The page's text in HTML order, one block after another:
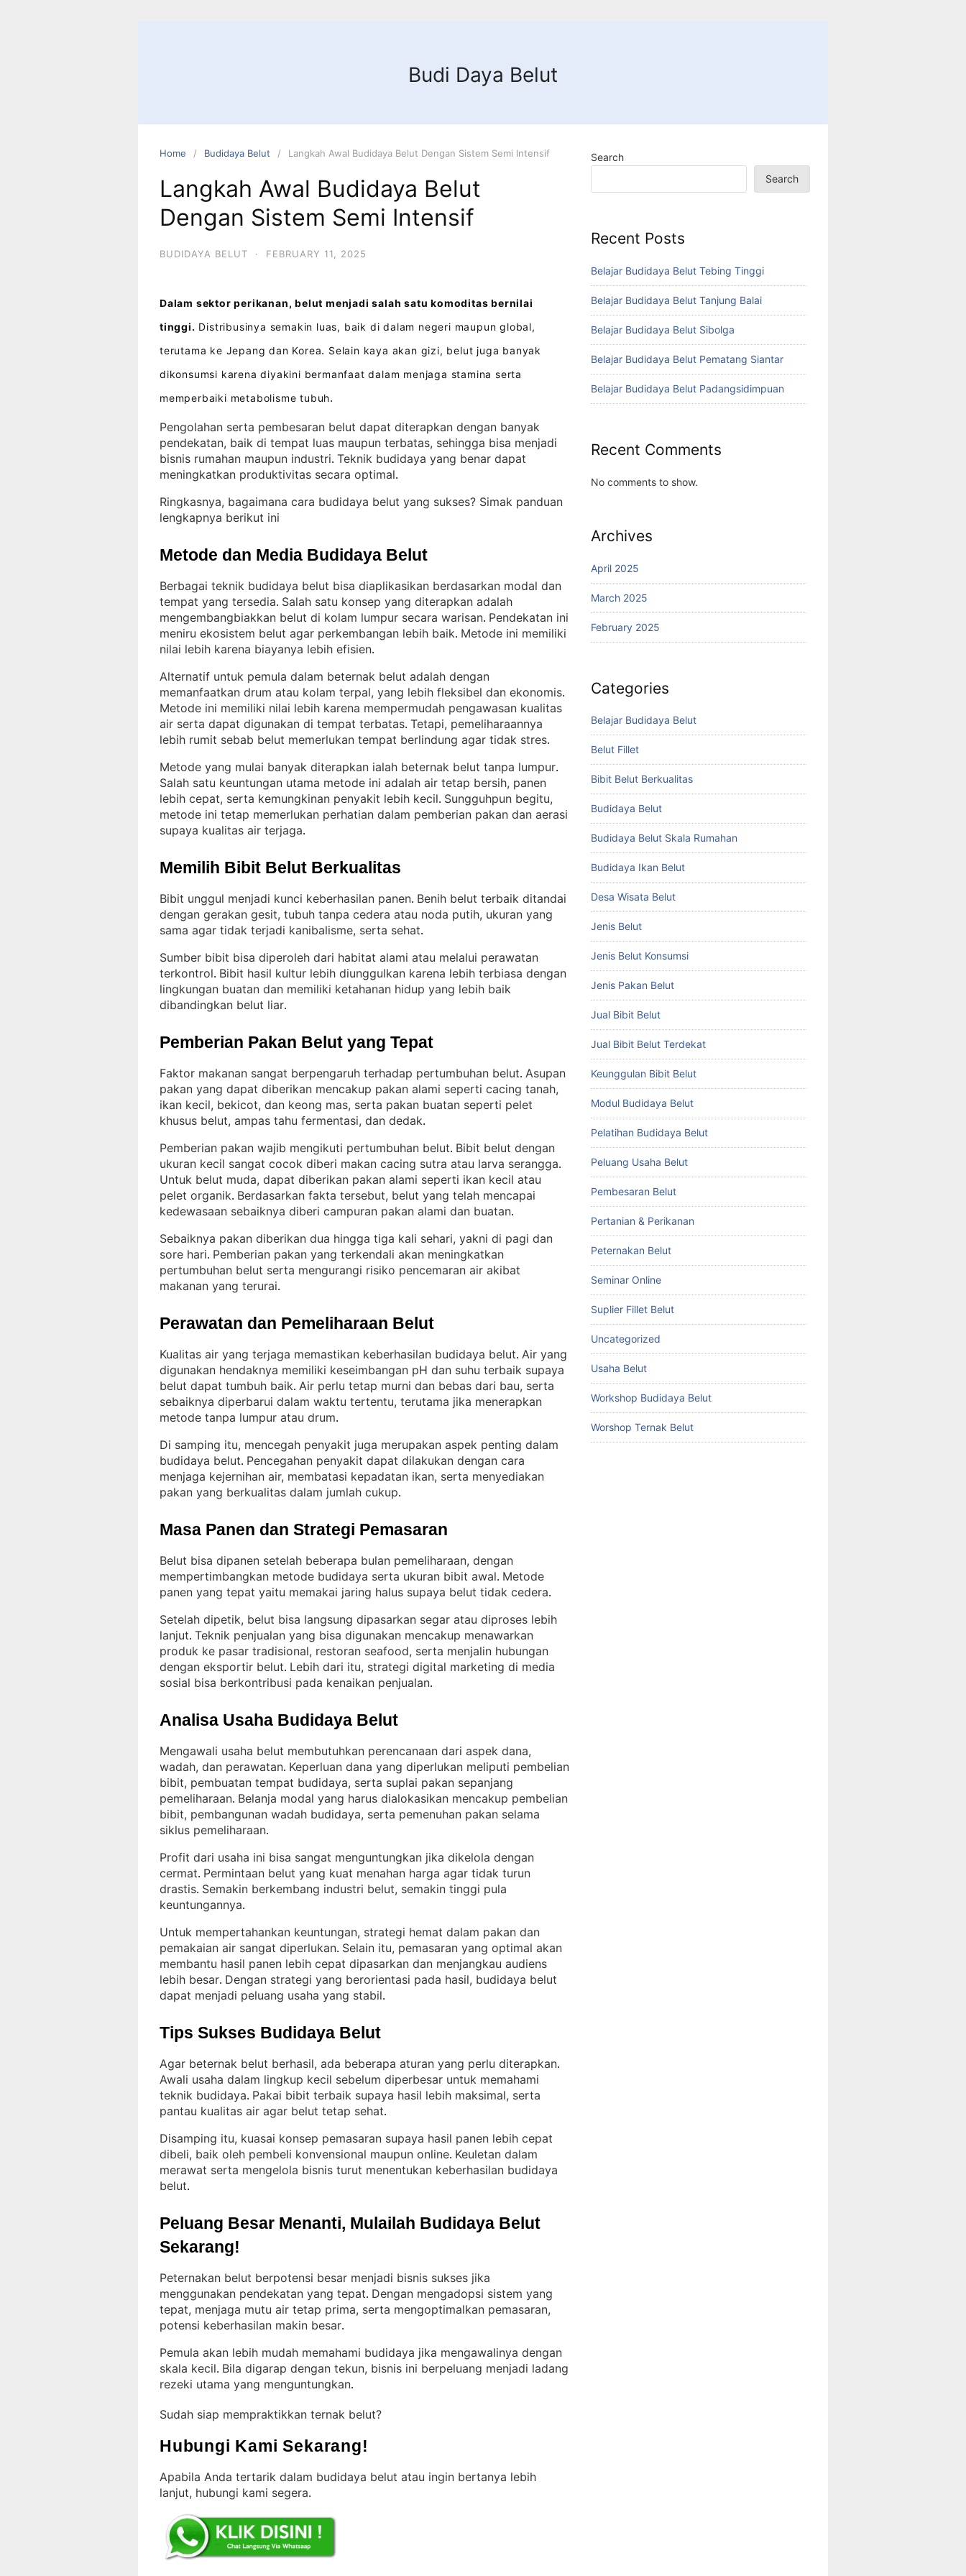
Budi Daya Belut
Home Budidaya Belut Langkah Awal Budidaya Belut Dengan Sistem Semi Intensif
Langkah Awal Budidaya Belut
Dengan Sistem Semi Intensif
BUDIDAYA BELUT · FEBRUARY 11, 2025
Dalam sektor perikanan, belut menjadi salah satu komoditas bernilai
tinggi. Distribusinya semakin luas, baik di dalam negeri maupun global,
terutama ke Jepang dan Korea. Selain kaya akan gizi, belut juga banyak
dikonsumsi karena diyakini bermanfaat dalam menjaga stamina serta
memperbaiki metabolisme tubuh.
Pengolahan serta pembesaran belut dapat diterapkan dengan banyak
pendekatan, baik di tempat luas maupun terbatas, sehingga bisa menjadi
bisnis rumahan maupun industri. Teknik budidaya yang benar dapat
meningkatkan produktivitas secara optimal.
Ringkasnya, bagaimana cara budidaya belut yang sukses? Simak panduan
lengkapnya berikut ini
Metode dan Media Budidaya Belut
Berbagai teknik budidaya belut bisa diaplikasikan berdasarkan modal dan
tempat yang tersedia. Salah satu konsep yang diterapkan adalah
mengembangbiakkan belut di kolam lumpur secara warisan. Pendekatan ini
meniru ekosistem belut agar perkembangan lebih baik. Metode ini memiliki
nilai lebih karena biayanya lebih efisien.
Alternatif untuk pemula dalam beternak belut adalah dengan
memanfaatkan drum atau kolam terpal, yang lebih fleksibel dan ekonomis
Metode ini memiliki nilai lebih karena mempermudah pengawasan kualitas
air serta dapat digunakan di tempat terbatas. Tetapi, pemeliharaannya
lebih rumit sebab belut memerlukan tempat berlindung agar tidak stres.
Metode yang mulai banyak diterapkan ialah beternak belut tanpa lumpur
Salah satu keuntungan utama metode ini adalah air tetap bersih, panen
lebih cepat, serta kemungkinan penyakit lebih kecil. Sungguhpun begitu,
metode ini tetap memerlukan perhatian dalam pemberian pakan dan aerasi
supaya kualitas air terjaga.
Memilih Bibit Belut Berkualitas
Bibit unggul menjadi kunci keberhasilan panen. Benih belut terbaik ditandai
dengan gerakan gesit, tubuh tanpa cedera atau noda putih, ukuran yang
sama agar tidak terjadi kanibalisme, serta sehat.
Sumber bibit bisa diperoleh dari habitat alami atau melalui perawatan
terkontrol. Bibit hasil kultur lebih diunggulkan karena lebih terbiasa dengan
lingkungan buatan dan memiliki ketahanan hidup yang lebih baik
dibandingkan belut liar.
Pemberian Pakan Belut yang Tepat
Faktor makanan sangat berpengaruh terhadap pertumbuhan belut. Asupan
pakan yang dapat diberikan mencakup pakan alami seperti cacing tanah,
ikan kecil, bekicot, dan keong mas, serta pakan buatan seperti pelet
khusus belut, ampas tahu fermentasi, dan dedak.
Pemberian pakan wajib mengikuti pertumbuhan belut. Bibit belut dengan
ukuran kecil sangat cocok diberi makan cacing sutra atau larva serangga
Untuk belut muda, dapat diberikan pakan alami seperti ikan kecil atau
pelet organik. Berdasarkan fakta tersebut, belut yang telah mencapai
kedewasaan sebaiknya diberi campuran pakan alami dan buatan.
Sebaiknya pakan diberikan dua hingga tiga kali sehari, yakni di pagi dan
sore hari. Pemberian pakan yang terkendali akan meningkatkan
pertumbuhan belut serta mengurangi risiko pencemaran air akibat
makanan yang terurai.
Perawatan dan Pemeliharaan Belut
Kualitas air yang terjaga memastikan keberhasilan budidaya belut. Air yang
digunakan hendaknya memiliki keseimbangan pH dan suhu terbaik supaya
belut dapat tumbuh baik. Air perlu tetap murni dan bebas dari bau, serta
sebaiknya diperbarui dalam waktu tertentu, terutama jika menerapkan
metode tanpa lumpur atau drum.
Di samping itu, mencegah penyakit juga merupakan aspek penting dalam
budidaya belut. Pencegahan penyakit dapat dilakukan dengan cara
menjaga kejernihan air, membatasi kepadatan ikan, serta menyediakan
pakan yang berkualitas dalam jumlah cukup.
Masa Panen dan Strategi Pemasaran
Belut bisa dipanen setelah beberapa bulan pemeliharaan, dengan
mempertimbangkan metode budidaya serta ukuran bibit awal. Metode
panen yang tepat yaitu memakai jaring halus supaya belut tidak cedera.
Setelah dipetik, belut bisa langsung dipasarkan segar atau diproses lebih
lanjut. Teknik penjualan yang bisa digunakan mencakup menawarkan
produk ke pasar tradisional, restoran seafood, serta menjalin hubungan
dengan eksportir belut. Lebih dari itu, strategi digital marketing di media
sosial bisa berkontribusi pada kenaikan penjualan.
Analisa Usaha Budidaya Belut
Mengawali usaha belut membutuhkan perencanaan dari aspek dana,
wadah, dan perawatan. Keperluan dana yang diperlukan meliputi pembelian
bibit, pembuatan tempat budidaya, serta suplai pakan sepanjang
pemeliharaan. Belanja modal yang harus dialokasikan mencakup pembelian
bibit, pembangunan wadah budidaya, serta pemenuhan pakan selama
siklus pemeliharaan.
Profit dari usaha ini bisa sangat menguntungkan jika dikelola dengan
cermat. Permintaan belut yang kuat menahan harga agar tidak turun
drastis. Semakin berkembang industri belut, semakin tinggi pula
keuntungannya.
Untuk mempertahankan keuntungan, strategi hemat dalam pakan dan
pemakaian air sangat diperlukan. Selain itu, pemasaran yang optimal akan
membantu hasil panen lebih cepat dipasarkan dan menjangkau audiens
lebih besar. Dengan strategi yang berorientasi pada hasil, budidaya belut
dapat menjadi peluang usaha yang stabil.
Tips Sukses Budidaya Belut
Agar beternak belut berhasil, ada beberapa aturan yang perlu diterapkan
Awali usaha dalam lingkup kecil sebelum diperbesar untuk memahami
teknik budidaya. Pakai bibit terbaik supaya hasil lebih maksimal, serta
pantau kualitas air agar belut tetap sehat.
Disamping itu, kuasai konsep pemasaran supaya hasil panen lebih cepat
dibeli, baik oleh pembeli konvensional maupun online. Keuletan dalam
merawat serta mengelola bisnis turut menentukan keberhasilan budidaya
belut.
Peluang Besar Menanti, Mulailah Budidaya Belut
Sekarang!
Peternakan belut berpotensi besar menjadi bisnis sukses jika
menggunakan pendekatan yang tepat. Dengan mengadopsi sistem yang
tepat, menjaga mutu air tetap prima, serta mengoptimalkan pemasaran,
potensi keberhasilan makin besar.
Pemula akan lebih mudah memahami budidaya jika mengawalinya dengan
skala kecil. Bila digarap dengan tekun, bisnis ini berpeluang menjadi ladang
rezeki utama yang menguntungkan.
Sudah siap mempraktikkan ternak belut?
Hubungi Kami Sekarang!
Apabila Anda tertarik dalam budidaya belut atau ingin bertanya lebih
lanjut, hubungi kami segera.
Search
Search
Recent Posts
Belajar Budidaya Belut Tebing Tinggi
Belajar Budidaya Belut Tanjung Balai
Belajar Budidaya Belut Sibolga
Belajar Budidaya Belut Pematang Siantar
Belajar Budidaya Belut Padangsidimpuan
Recent Comments
No comments to show.
Archives
April 2025
March 2025
February 2025
Categories
Belajar Budidaya Belut
Belut Fillet
Bibit Belut Berkualitas
Budidaya Belut
Budidaya Belut Skala Rumahan
Budidaya Ikan Belut
Desa Wisata Belut
Jenis Belut
Jenis Belut Konsumsi
Jenis Pakan Belut
Jual Bibit Belut
Jual Bibit Belut Terdekat
Keunggulan Bibit Belut
Modul Budidaya Belut
Pelatihan Budidaya Belut
Peluang Usaha Belut
Pembesaran Belut
Pertanian & Perikanan
Peternakan Belut
Seminar Online
Suplier Fillet Belut
Uncategorized
Usaha Belut
Workshop Budidaya Belut
Worshop Ternak Belut